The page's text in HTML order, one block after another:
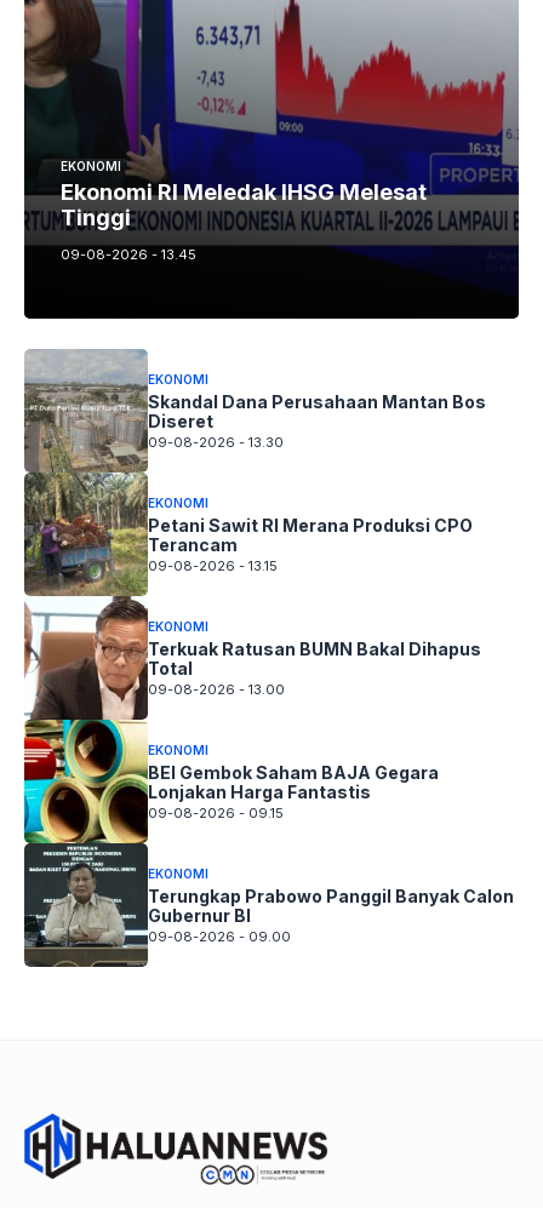
EKONOMI
Ekonomi RI Meledak IHSG Melesat
Tinggi
09-08-2026 - 13.45
EKONOMI
Skandal Dana Perusahaan Mantan Bos
Diseret
09-08-2026 - 13.30
EKONOMI
Petani Sawit RI Merana Produksi CPO
Terancam
09-08-2026 - 13.15
EKONOMI
Terkuak Ratusan BUMN Bakal Dihapus
Total
09-08-2026 - 13.00
EKONOMI
BEI Gembok Saham BAJA Gegara
Lonjakan Harga Fantastis
09-08-2026 - 09.15
EKONOMI
Terungkap Prabowo Panggil Banyak Calon
Gubernur BI
09-08-2026 - 09.00